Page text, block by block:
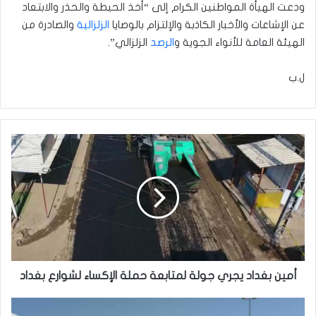
ودعت الهيأة المواطنين الكرام إلى “أخذ الحيطة والحذر والابتعاد
عن الإشاعات والأخبار الكاذبة والإلتزام بالوصايا الزلزالية والصادرة من
الهيئة العامة للأنواء الجوية و الرصد الزلزالي”.
ل.ب
أمين
بغداد
يجري
جولة
لمتابعة
حملة
الإكساء
لشوارع
بغداد
أمين بغداد يجري جولة لمتابعة حملة الإكساء لشوارع بغداد